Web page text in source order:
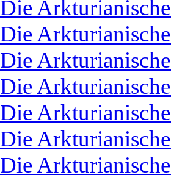
Die
Die
Die
Die
Die
Die
Die